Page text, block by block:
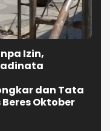
Izin,
dan Tata
Oktober